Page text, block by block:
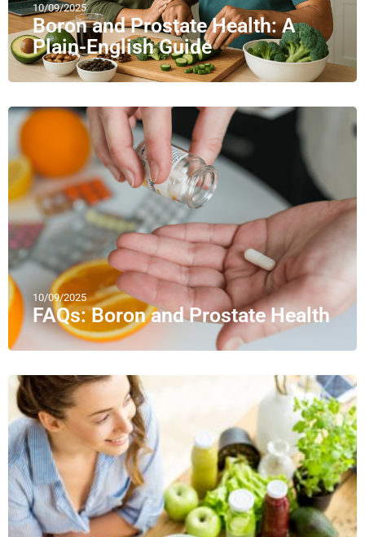
10/09/2025
Boron and Prostate Health: A
Plain-English Guide
10/09/2025
FAQs: Boron and Prostate Health